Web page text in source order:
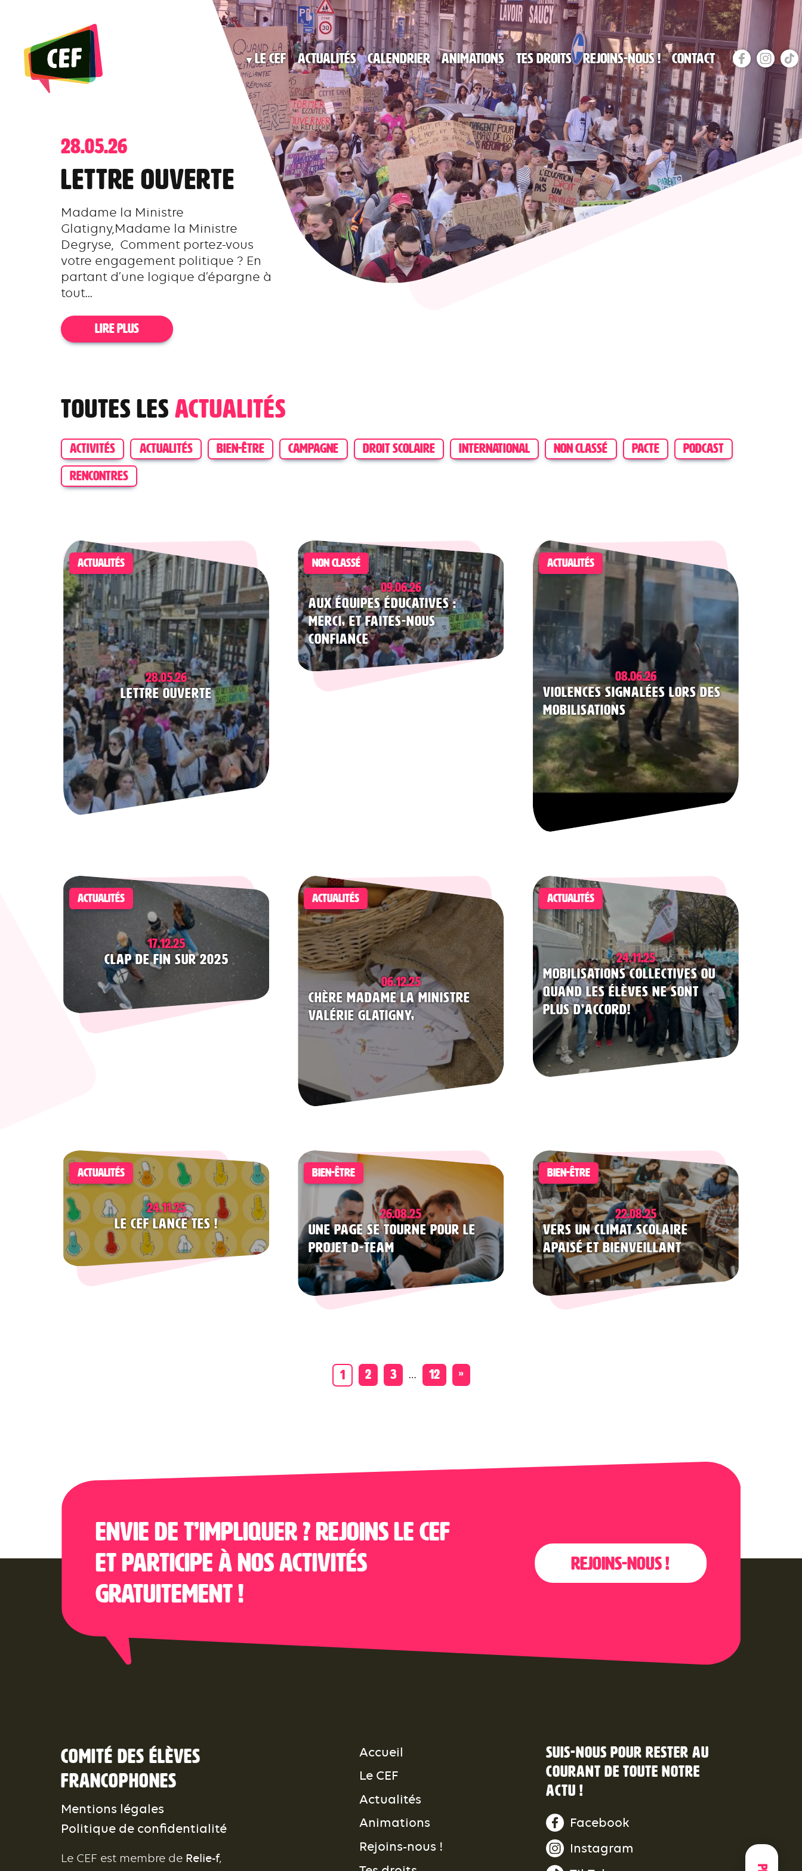
content
Le CEF Actualités Calendrier Animations Tes droits Rejoins-nous ! Contact
28.05.26
Lettre ouverte
Madame la Ministre
Glatigny,Madame la Ministre
Degryse, Comment portez-vous
votre engagement politique ? En
partant d’une logique d’épargne à
tout...
LIRE PLUS
Toutes les actualités
ACTIVITÉS ACTUALITÉS BIEN-ÊTRE CAMPAGNE DROIT SCOLAIRE INTERNATIONAL NON CLASSÉ PACTE
PODCAST
RENCONTRES
ACTUALITÉS
28.05.26
Lettre ouverte
NON CLASSÉ
09.06.26
Aux équipes éducatives :
merci, et faites-nous
confiance
ACTUALITÉS
08.06.26
Violences signalées lors des
mobilisations
ACTUALITÉS
17.12.25
Clap de fin sur 2025
ACTUALITÉS
06.12.25
Chère Madame la Ministre
Valérie Glatigny,
ACTUALITÉS
24.11.25
Mobilisations collectives ou
quand les élèves ne sont
plus d’accord!
ACTUALITÉS
24.11.25
Le CEF lance TES !
BIEN-ÊTRE
26.08.25
Une page se tourne pour le
projet D-TEAM
BIEN-ÊTRE
22.08.25
Vers un climat scolaire
apaisé et bienveillant
1 2 3 … 12 »
Envie de t’impliquer ? Rejoins le CEF
et participe à nos activités
gratuitement !
Rejoins-nous !
Comité des élèves
francophones
Mentions légales
Politique de confidentialité
Le CEF est membre de Relie-f,
Accueil
Le CEF
Actualités
Animations
Rejoins-nous !
Suis-nous pour rester au
courant de toute notre
actu !
Facebook
Instagram